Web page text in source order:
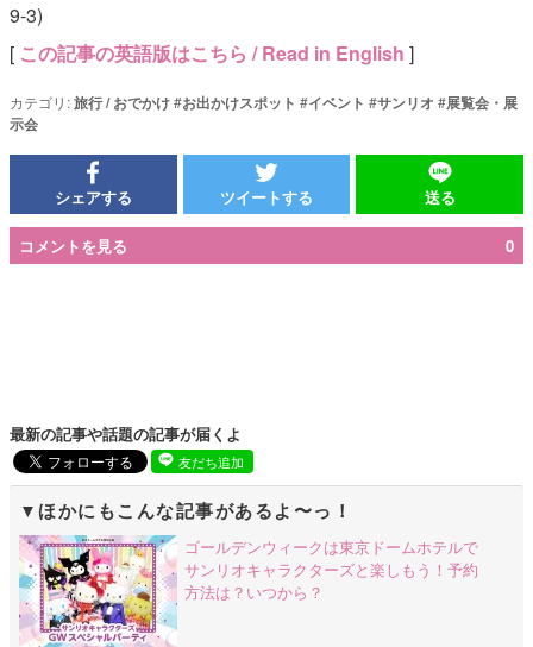
9-3)
[ この記事の英語版はこちら / Read in English ]
カテゴリ:旅行 / おでかけ#お出かけスポット #イベント #サンリオ #展覧会・展
示会
シェアする ツイートする 送る
コメントを見る 0
最新の記事や話題の記事が届くよ
友だち追加
ほかにもこんな記事があるよ〜っ！
ゴールデンウィークは東京ドームホテルで
サンリオキャラクターズと楽しもう！予約
方法は？いつから？